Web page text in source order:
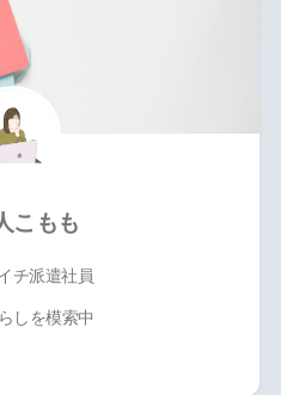
こもも
チ派遣社員
しを模索中